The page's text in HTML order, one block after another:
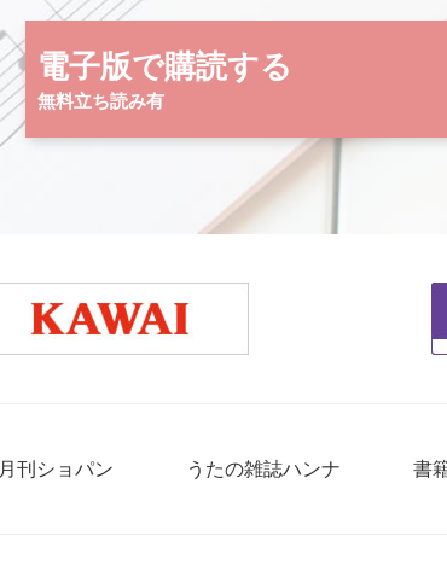
電子版で購読する
無料立ち読み有
月刊ショパン うたの雑誌ハンナ 書